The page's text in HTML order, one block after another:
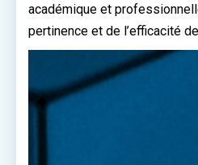
académique et
pertinence et de l’efficacité